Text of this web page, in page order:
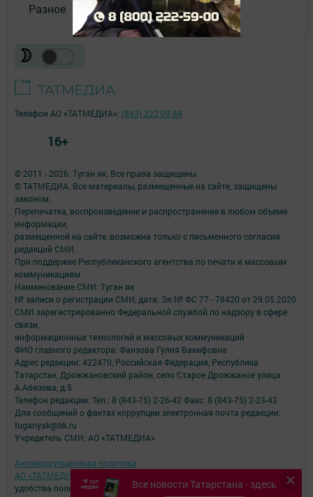
Разное
Все новости Татарстана - здесь
© 2011 - 2026. Туган як. Все права защищены.
© ТАТМЕДИА. Все материалы, размещенные на сайте, защищены
законом.
Перепечатка, воспроизведение и распространение в любом объеме
информации,
размещенной на сайте, возможна только с письменного согласия
редакций СМИ.
При поддержке Республиканского агентства по печати и массовым
коммуникациям.
Наименование СМИ: Туган як
№ записи о регистрации СМИ, дата: Эл № ФС 77 - 78420 от 29.05.2020
СМИ зарегистрированно Федеральной службой по надзору в сфере
связи,
информационных технологий и массовых коммуникаций
ФИО главного редактора: Фаизова Гулия Вакифовна
Адрес редакции: 422470, Российская Федерация, Республика
Татарстан, Дрожжановский район, село Старое Дрожжаное улица
А.Абязова, д.5
Телефон редакции: Тел.: 8 (843-75) 2-26-42 Факс: 8 (843-75) 2-23-43
Для сообщений о фактах коррупции электронная почта редакции:
tuganyak@bk.ru
Учредитель СМИ: АО «ТАТМЕДИА»
Антикоррупционная политика
АО «ТАТМЕДИА» использует «cookie»
для персонализации сервисов и
удобства пользователей сайтом.
Телефон АО «ТАТМЕДИА»: (843) 222 09 84
16+